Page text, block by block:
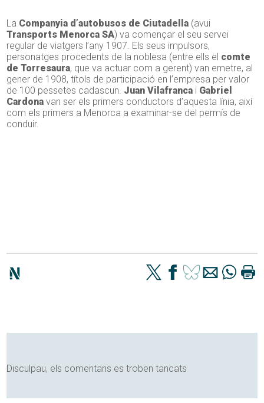
La Companyia d’autobusos de Ciutadella (avui
Transports Menorca SA) va començar el seu servei
regular de viatgers l’any 1907. Els seus impulsors,
personatges procedents de la noblesa (entre ells el comte
de Torresaura, que va actuar com a gerent) van emetre, al
gener de 1908, títols de participació en l’empresa per valor
de 100 pessetes cadascun. Juan Vilafranca i Gabriel
Cardona van ser els primers conductors d’aquesta línia, així
com els primers a Menorca a examinar-se del permís de
conduir.
Disculpau, els comentaris es troben tancats